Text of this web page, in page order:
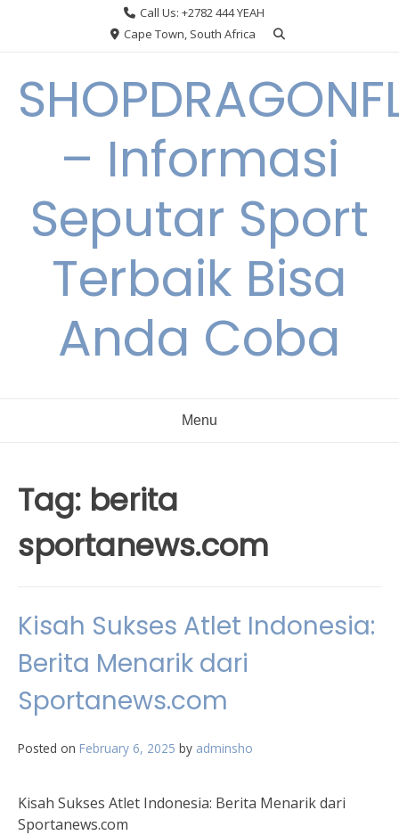
Call Us: +2782 444 YEAH
Cape Town, South Africa
– Informasi
Seputar Sport
Terbaik Bisa
Anda Coba
Menu
Tag: berita
sportanews.com
Kisah Sukses Atlet Indonesia:
Berita Menarik dari
Sportanews.com
Posted on February 6, 2025 by adminsho
Kisah Sukses Atlet Indonesia: Berita Menarik dari
Sportanews.com